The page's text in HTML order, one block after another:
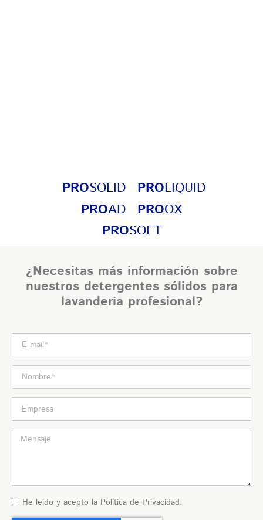
PROSOLID PROLIQUID
PROAD PROOX
PROSOFT
¿Necesitas más información sobre
nuestros detergentes sólidos para
lavandería profesional?​
He leído y acepto la Política de Privacidad.